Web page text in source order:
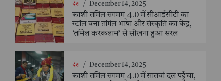
देश / December 14, 2025
काशी तमिल संगमम् 4.0 में सीआईसीटी का
स्टॉल बना तमिल भाषा और संस्कृति का केंद्र,
‘तमिल करकलाम’ से सीखना हुआ सरल
देश / December 14, 2025
काशी तमिल संगमम् 4.0 में सातवां दल पहुँचा,